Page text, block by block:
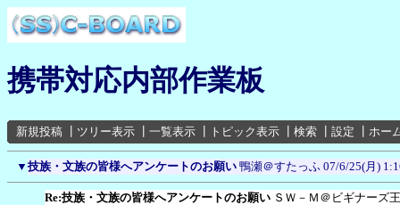
携帯対応内部作業板
新規投稿 ツリー表示 一覧表示 トピック表示 検索 設定 ホー
▼ 技族・文族の皆様へアンケートのお願い 鴨瀬＠すたっふ 07/6/25(月)
Re:技族・文族の皆様へアンケートのお願い ＳＷ－Ｍ＠ビギナーズ